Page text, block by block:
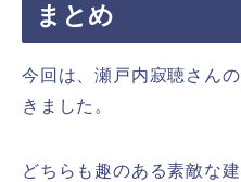
まとめ
今回は、瀬戸内寂聴さん
きました。
どちらも趣のある素敵な